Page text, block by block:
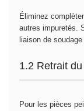
Éliminez
autres impuretés.
liaison de
1.2 Retrait
Pour les pièces